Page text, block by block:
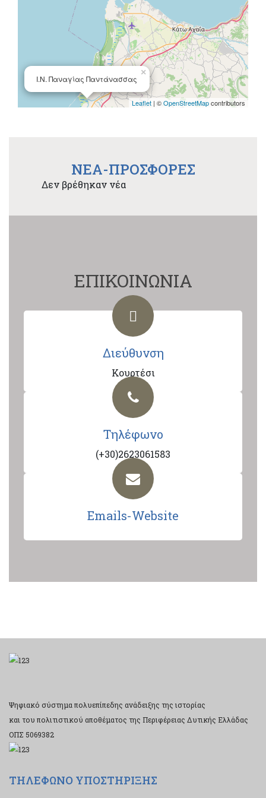
Ι.Ν. Παναγίας Παντάνασσας
×
Leaflet | ©OpenStreetMapcontributors
NEA-ΠΡΟΣΦΟΡΕΣ
Δεν βρέθηκαν νέα
ΕΠΙΚΟΙΝΩΝΙΑ
Διεύθυνση
Κουρτέσι
Τηλέφωνο
(+30)2623061583
Emails-Website
Ψηφιακό σύστημα πολυεπίπεδης ανάδειξης της ιστορίας
και του πολιτιστικού αποθέματος της Περιφέρειας Δυτικής Ελλάδας
ΟΠΣ 5069382
ΤΗΛΕΦΩΝΟ ΥΠΟΣΤΗΡΙΞΗΣ